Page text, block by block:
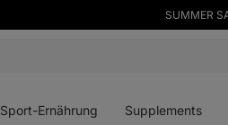
SUMMER
Sport-Ernährung Supplements